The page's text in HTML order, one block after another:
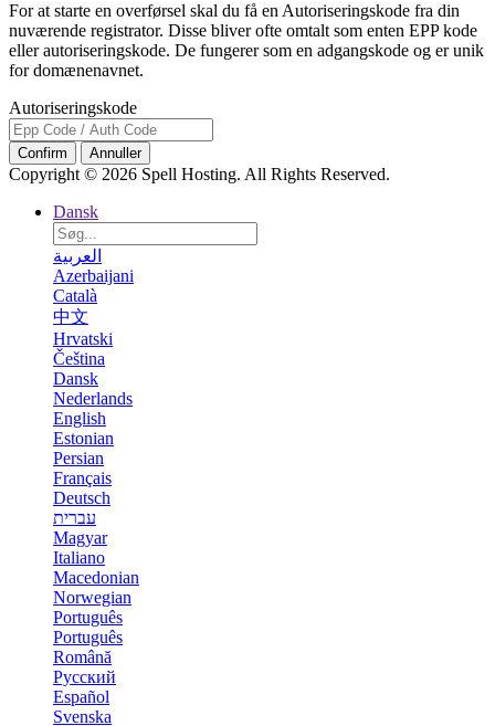
For at starte en overførsel skal du få en Autoriseringskode fra din
nuværende registrator. Disse bliver ofte omtalt som enten EPP kode
eller autoriseringskode. De fungerer som en adgangskode og er unik
for domænenavnet.
Autoriseringskode
Confirm Annuller
Copyright © 2026 Spell Hosting. All Rights Reserved.
Dansk
العربية
Azerbaijani
Català
中文
Hrvatski
Čeština
Dansk
Nederlands
English
Estonian
Persian
Français
Deutsch
עברית
Magyar
Italiano
Macedonian
Norwegian
Português
Português
Română
Русский
Español
Svenska